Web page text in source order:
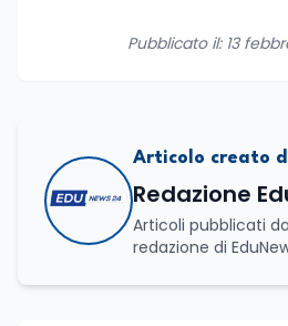
Pubblicato il: 13
Articolo creato
Redazione
Articoli pubblicati
redazione di